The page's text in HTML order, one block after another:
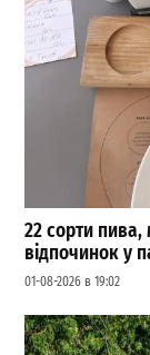
22 сорти пива,
відпочинок у
01-08-2026 в 19:02